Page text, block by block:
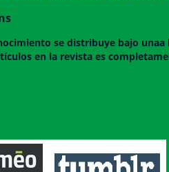
se distribuye bajo unaa
en la revista es